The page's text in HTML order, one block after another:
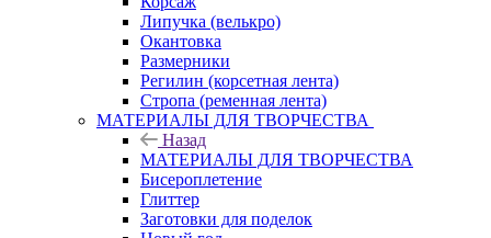
Липучка (велькро)
Окантовка
Размерники
Регилин (корсетная лента)
Стропа (ременная лента)
МАТЕРИАЛЫ ДЛЯ ТВОРЧЕСТВА
Назад
МАТЕРИАЛЫ ДЛЯ ТВОРЧЕСТВА
Бисероплетение
Глиттер
Заготовки для поделок